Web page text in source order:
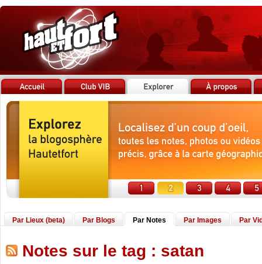
Par Lieux (beta) Par Blogs Par Notes Par Images Par
Notes sur le tag : satan